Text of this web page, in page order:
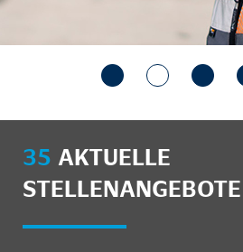
35 AKTUELLE
STELLENANGEBOTE